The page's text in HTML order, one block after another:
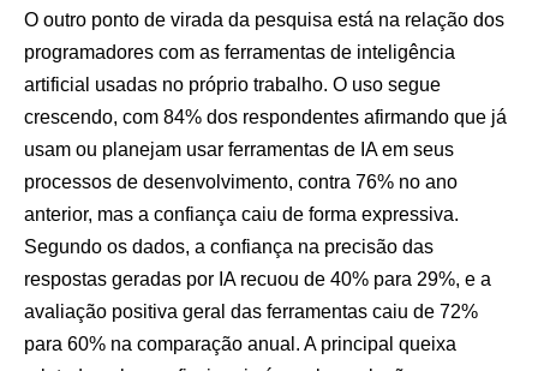
O outro ponto de virada da pesquisa está na relação dos
programadores com as ferramentas de inteligência
artificial usadas no próprio trabalho. O uso segue
crescendo, com 84% dos respondentes afirmando que já
usam ou planejam usar ferramentas de IA em seus
processos de desenvolvimento, contra 76% no ano
anterior, mas a confiança caiu de forma expressiva.
Segundo os dados, a confiança na precisão das
respostas geradas por IA recuou de 40% para 29%, e a
avaliação positiva geral das ferramentas caiu de 72%
para 60% na comparação anual. A principal queixa